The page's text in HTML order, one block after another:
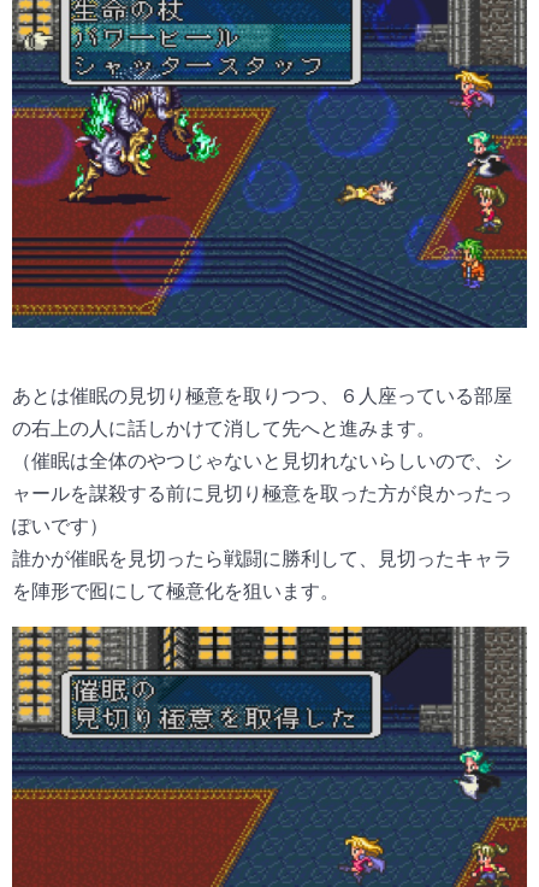
あとは催眠の見切り極意を取りつつ、６人座っている部屋
の右上の人に話しかけて消して先へと進みます。
（催眠は全体のやつじゃないと見切れないらしいので、シ
ャールを謀殺する前に見切り極意を取った方が良かったっ
ぽいです）
誰かが催眠を見切ったら戦闘に勝利して、見切ったキャラ
を陣形で囮にして極意化を狙います。